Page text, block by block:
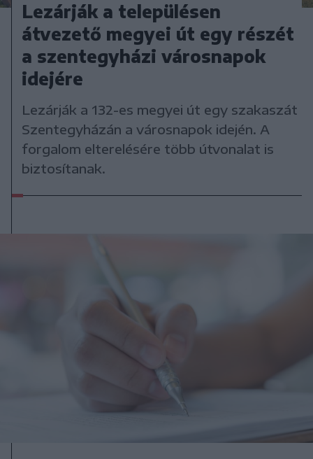
Lezárják a településen
átvezető megyei út egy részét
a szentegyházi városnapok
idejére
Lezárják a 132-es megyei út egy szakaszát
Szentegyházán a városnapok idején. A
forgalom elterelésére több útvonalat is
biztosítanak.